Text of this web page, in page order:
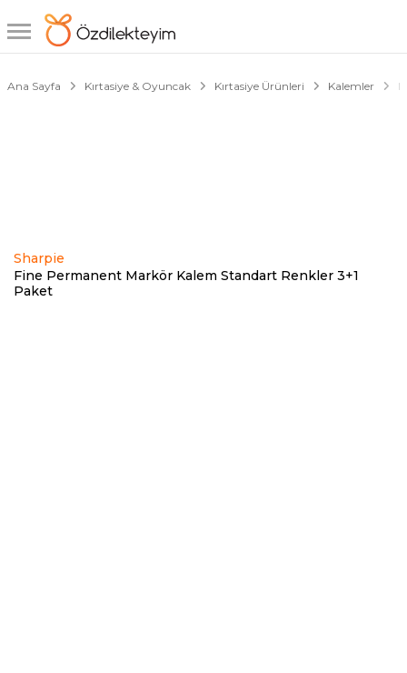
Ana Sayfa Kırtasiye & Oyuncak Kırtasiye Ürünleri Kalemler
Sharpie
Fine Permanent Markör Kalem Standart Renkler 3+1
Paket
1/2